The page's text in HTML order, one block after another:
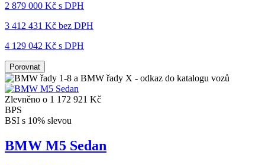
2 879 000 Kč s DPH
3 412 431 Kč bez DPH
4 129 042 Kč s DPH
Porovnat
Zlevněno o 1 172 921 Kč
BPS
BSI s 10% slevou
BMW M5 Sedan